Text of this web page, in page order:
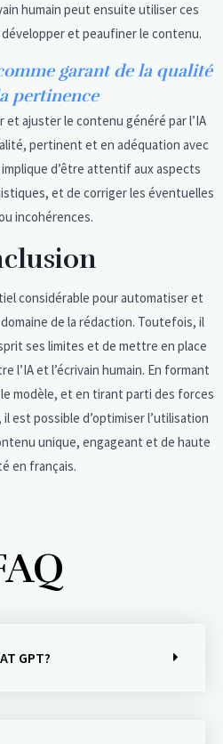
humain peut ensuite utiliser ces
et peaufiner le contenu.
garant de la qualité
pertinence
et ajuster le contenu généré par l’IA
pertinent et en adéquation avec
d’être attentif aux aspects
et de corriger les éventuelles
incohérences.
considérable pour automatiser et
de la rédaction. Toutefois, il
ses limites et de mettre en place
l’IA et l’écrivain humain. En formant
modèle, et en tirant parti des forces
il est possible d’optimiser l’utilisation
unique, engageant et de haute
en français.
GPT?